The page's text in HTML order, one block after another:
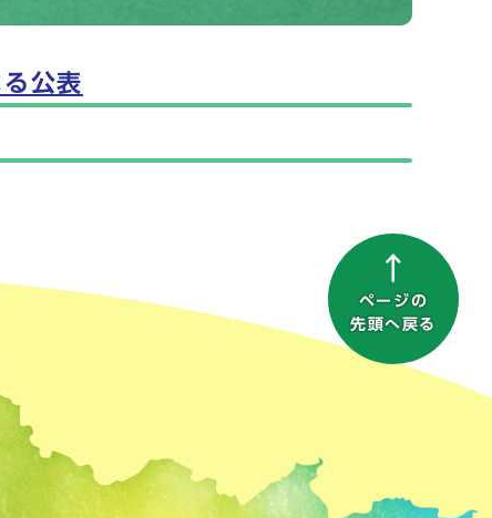
公表
ページの
先頭へ戻る